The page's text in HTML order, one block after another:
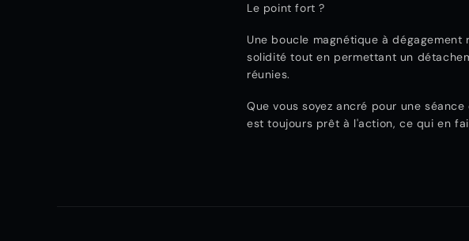
Le point fort ?
Une boucle magnétique à
solidité tout en permettant un
réunies.
Que vous soyez ancré pour une
est toujours prêt à l'action, ce qui en